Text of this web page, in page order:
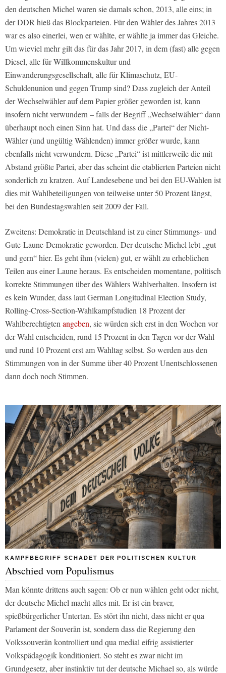
den deutschen Michel waren sie damals schon, 2013, alle eins; in
der DDR hieß das Blockparteien. Für den Wähler des Jahres 2013
war es also einerlei, wen er wählte, er wählte ja immer das Gleiche.
Um wieviel mehr gilt das für das Jahr 2017, in dem (fast) alle gegen
Diesel, alle für Willkommenskultur und
Einwanderungsgesellschaft, alle für Klimaschutz, EU-
Schuldenunion und gegen Trump sind? Dass zugleich der Anteil
der Wechselwähler auf dem Papier größer geworden ist, kann
insofern nicht verwundern – falls der Begriff „Wechselwähler“ dann
überhaupt noch einen Sinn hat. Und dass die „Partei“ der Nicht-
Wähler (und ungültig Wählenden) immer größer wurde, kann
ebenfalls nicht verwundern. Diese „Partei“ ist mittlerweile die mit
Abstand größte Partei, aber das scheint die etablierten Parteien nicht
sonderlich zu kratzen. Auf Landesebene und bei den EU-Wahlen ist
dies mit Wahlbeteiligungen von teilweise unter 50 Prozent längst,
bei den Bundestagswahlen seit 2009 der Fall.
Zweitens: Demokratie in Deutschland ist zu einer Stimmungs- und
Gute-Laune-Demokratie geworden. Der deutsche Michel lebt „gut
und gern“ hier. Es geht ihm (vielen) gut, er wählt zu erheblichen
Teilen aus einer Laune heraus. Es entscheiden momentane, politisch
korrekte Stimmungen über des Wählers Wahlverhalten. Insofern ist
es kein Wunder, dass laut German Longitudinal Election Study,
Rolling-Cross-Section-Wahlkampfstudien 18 Prozent der
Wahlberechtigtenangeben, sie würden sich erst in den Wochen vor
der Wahl entscheiden, rund 15 Prozent in den Tagen vor der Wahl
und rund 10 Prozent erst am Wahltag selbst. So werden aus den
Stimmungen von in der Summe über 40 Prozent Unentschlossenen
dann doch noch Stimmen.
KAMPFBEGRIFF SCHADET DER POLITISCHEN KULTUR
Abschied vom Populismus
Man könnte drittens auch sagen: Ob er nun wählen geht oder nicht,
der deutsche Michel macht alles mit. Er ist ein braver,
spießbürgerlicher Untertan. Es stört ihn nicht, dass nicht er qua
Parlament der Souverän ist, sondern dass die Regierung den
Volkssouverän kontrolliert und qua medial eifrig assistierter
Volkspädagogik konditioniert. So steht es zwar nicht im
Grundgesetz, aber instinktiv tut der deutsche Michael so, als würde